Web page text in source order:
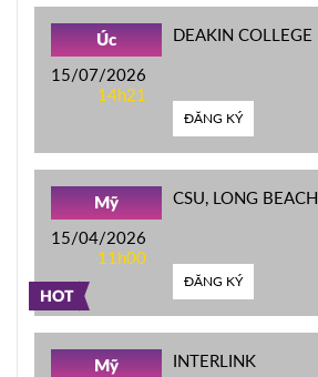
Úc
15/07/2026
14h21
DEAKIN COLLEGE
ĐĂNG KÝ
HOT
Mỹ
15/04/2026
11h00
CSU, LONG BEACH
ĐĂNG KÝ
Mỹ INTERLINK